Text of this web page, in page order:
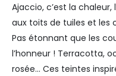
Ajaccio, c’est la
aux toits de tuiles et les
Pas étonnant que les
l’honneur ! Terracotta,
rosée… Ces teintes